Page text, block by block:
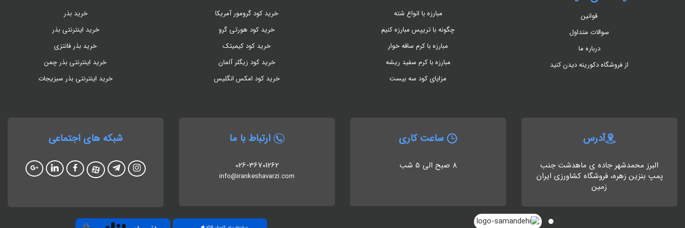
قوانین
سوالات متداول
درباره ما
از فروشگاه دکورینه دیدن کنید
مبارزه با انواع شته
چگونه با تریپس مبارزه کنیم
مبارزه با کرم ساقه خوار
مبارزه با کرم سفید ریشه
مزایای کود سه بیست
خرید کود گرومور آمریکا
خرید کود هورتی گرو
خرید کود کیمیتک
خرید کود زیگلر آلمان
خرید کود امکس انگلیس
خرید بذر
خرید اینترنتی بذر
خرید بذر فانتزی
خرید اینترنتی بذر چمن
خرید اینترنتی بذر سبزیجات
آدرس
البرز محمدشهر جاده ی ماهدشت جنب
پمپ بنزین زهره، فروشگاه کشاورزی ایران
زمین
ساعت کاری
8 صبح الی 5 شب
ارتباط با ما
026-36701262
info@irankeshavarzi.com
شبکه های اجتماعی